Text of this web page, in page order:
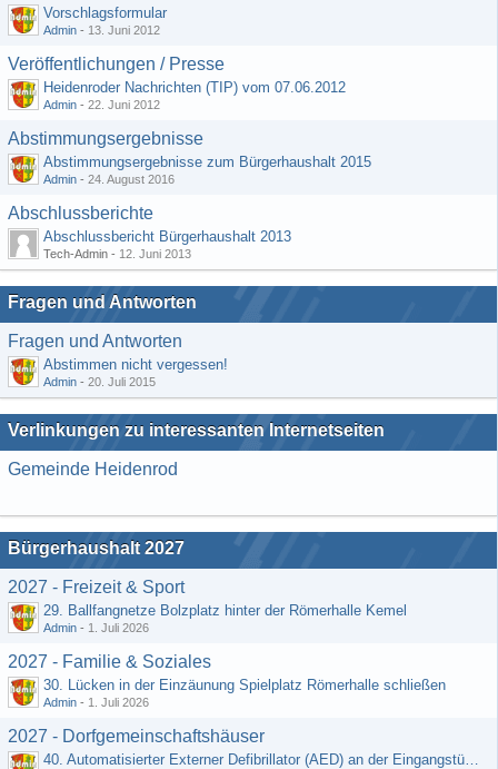
Vorschlagsformular
Admin - 13. Juni 2012
Veröffentlichungen / Presse
Heidenroder Nachrichten (TIP) vom 07.06.2012
Admin - 22. Juni 2012
Abstimmungsergebnisse
Abstimmungsergebnisse zum Bürgerhaushalt 2015
Admin - 24. August 2016
Abschlussberichte
Abschlussbericht Bürgerhaushalt 2013
Tech-Admin - 12. Juni 2013
Fragen und Antworten
Fragen und Antworten
Abstimmen nicht vergessen!
Admin - 20. Juli 2015
Verlinkungen zu interessanten Internetseiten
Gemeinde Heidenrod
Bürgerhaushalt 2027
2027 - Freizeit & Sport
29. Ballfangnetze Bolzplatz hinter der Römerhalle Kemel
Admin - 1. Juli 2026
2027 - Familie & Soziales
30. Lücken in der Einzäunung Spielplatz Römerhalle schließen
Admin - 1. Juli 2026
2027 - Dorfgemeinschaftshäuser
40. Automatisierter Externer Defibrillator (AED) an der Eingangstür zum DGH - Grebenroth